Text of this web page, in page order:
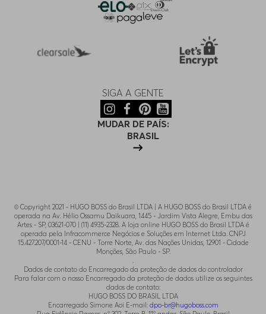
SIGA A GENTE
MUDAR DE PAÍS:
BRASIL
© Copyright 2021 - HUGO BOSS do Brasil LTDA | A HUGO BOSS do Brasil LTDA é
operada na Av. Hélio Ossamu Daikuara, 1445 - Jardim Vista Alegre, Embu das
Artes - SP, 03621-070 | (11) 4935-2328. A loja online HUGO BOSS do Brasil LTDA é
operada pela Infracommerce Negócios e Soluções em Internet Ltda. CNPJ
15.427.207/0001-14 - CENU - Torre Norte, Av. das Nações Unidas, 12901 - Cidade
Monções, São Paulo - SP.
.
Dados de contato do Encarregado da proteção de dados do controlador
Para falar com o nosso Encarregado da proteção de dados utilize os seguintes
dados de contato:
HUGO BOSS DO BRASIL LTDA
Encarregado Simone Aoi E-mail: dpo-br@hugoboss.com